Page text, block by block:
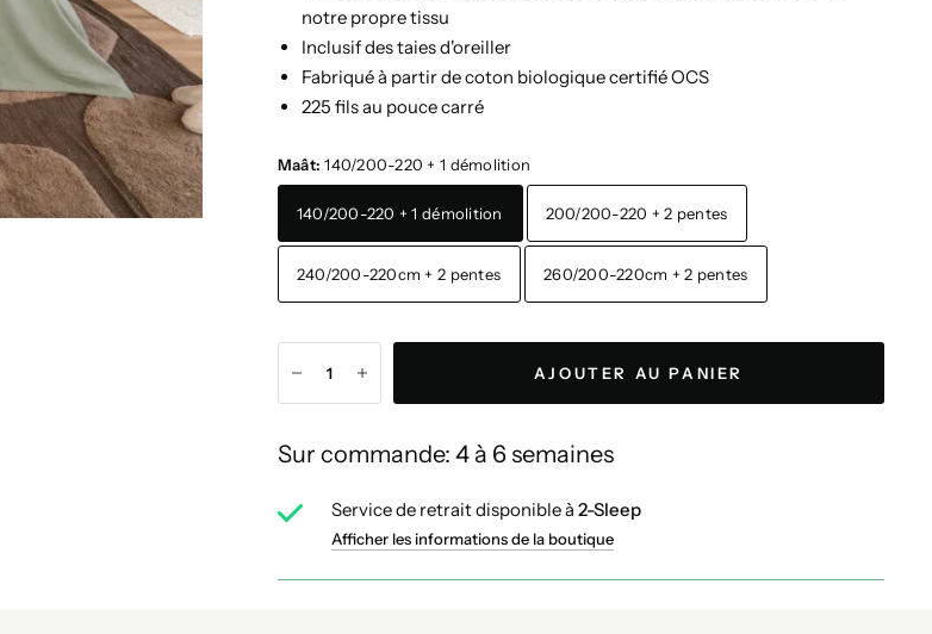
notre propre tissu
Inclusif des taies d'oreiller
Fabriqué à partir de coton biologique certifié OCS
225 fils au pouce carré
Maât:140/200-220 + 1 démolition
140/200-220 + 1 démolition 200/200-220 + 2 pentes
240/200-220cm + 2 pentes 260/200-220cm + 2 pentes
AJOUTER AU PANIER
Sur commande: 4 à 6 semaines
Service de retrait disponible à 2-Sleep
Afficher les informations de la boutique